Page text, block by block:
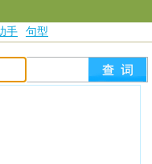
手 句型